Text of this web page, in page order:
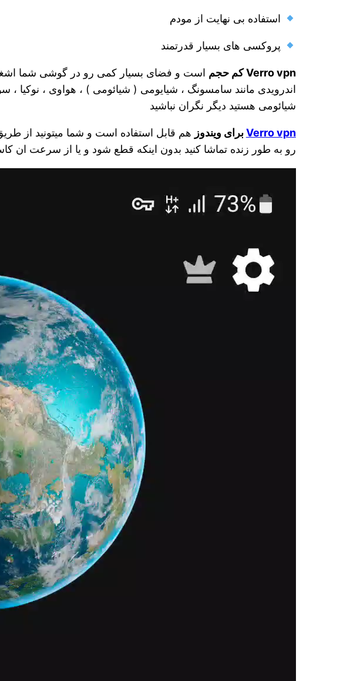
استفاده بی نهایت از مودم
پروکسی های بسیار قدرتمند
Verro vpn کم حجم
است و فضای بسیار کمی رو در گوشی شما
اندرویدی مانند سامسونگ ، شیایومی ( شیائومی ) ، هواوی ،
شیائومی هستید دیگر نگران نباشید
Verro vpnبرای ویندوز هم قابل استفاده است و شما میتونید از
رو به طور زنده تماشا کنید بدون اینکه قطع شود و یا از سرعت ان